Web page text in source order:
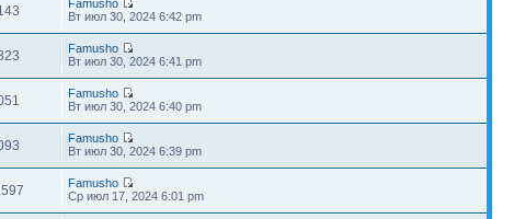
Famusho
Вт июл 30, 2024 6:42 pm
Famusho
Вт июл 30, 2024 6:41 pm
Famusho
Вт июл 30, 2024 6:40 pm
Famusho
Вт июл 30, 2024 6:39 pm
Famusho
Ср июл 17, 2024 6:01 pm